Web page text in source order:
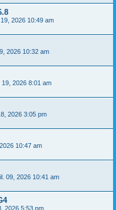
2026 10:49 am
2026 10:32 am
19, 2026 8:01 am
2026 3:05 pm
10:47 am
09, 2026 10:41 am
2026 5:53 pm